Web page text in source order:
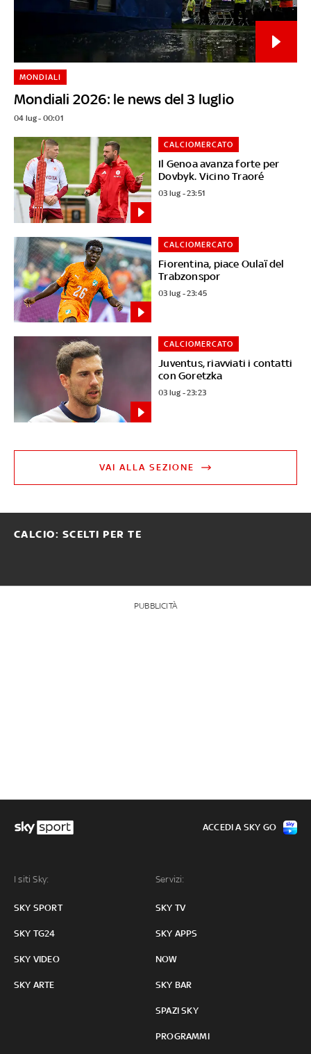
Mondiali 2026: le news del 3 luglio
MONDIALI
04 lug - 00:01
Il Genoa avanza forte per
Dovbyk. Vicino Traoré
CALCIOMERCATO
03 lug - 23:51
Fiorentina, piace Oulaï del
Trabzonspor
CALCIOMERCATO
03 lug - 23:45
Juventus, riavviati i contatti
con Goretzka
CALCIOMERCATO
03 lug - 23:23
VAI ALLA SEZIONE
CALCIO: SCELTI PER TE
PUBBLICITÀ
I siti Sky:
SKY SPORT
SKY TG24
SKY VIDEO
SKY ARTE
Servizi:
SKY TV
SKY APPS
NOW
SKY BAR
SPAZI SKY
PROGRAMMI
ACCEDI A SKY GO